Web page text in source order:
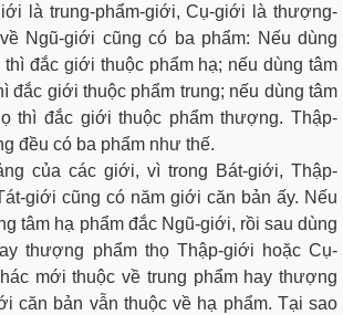
là trung-phẩm-giới, Cụ-giới là thượng-
Ngũ-giới cũng có ba phẩm: Nếu dùng
thì đắc giới thuộc phẩm hạ; nếu dùng tâm
đắc giới thuộc phẩm trung; nếu dùng tâm
thì đắc giới thuộc phẩm thượng. Thập-
đều có ba phẩm như thế.
của các giới, vì trong Bát-giới, Thập-
giới cũng có năm giới căn bản ấy. Nếu
tâm hạ phẩm đắc Ngũ-giới, rồi sau dùng
thượng phẩm thọ Thập-giới hoặc Cụ-
mới thuộc về trung phẩm hay thượng
căn bản vẫn thuộc về hạ phẩm. Tại sao